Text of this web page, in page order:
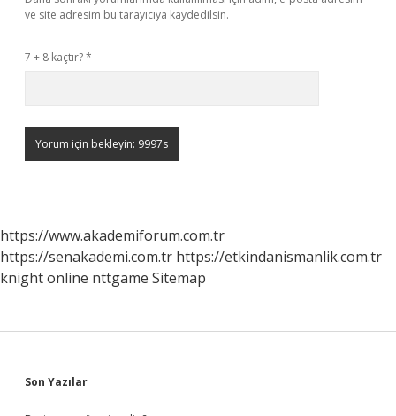
ve site adresim bu tarayıcıya kaydedilsin.
7 + 8 kaçtır?*
https://www.akademiforum.com.tr
https://senakademi.com.tr https://etkindanismanlik.com.tr
knight online nttgame Sitemap
Sidebar
Son Yazılar